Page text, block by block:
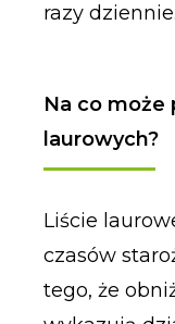
razy dziennie.
Na co może
laurowych?
Liście
czasów
tego, że